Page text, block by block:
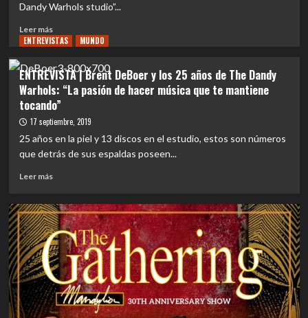
Dandy Warhols studio”...
Leer másLeer
más
ENTREVISTA
|
Bob
Harrow
de
Union
acerca
“Yo
creo
que
es
el
mejor
disco
que
hemos
ENTREVISTAS MUNDO
ENTREVISTA | Brent DeBoer y los 25 años de The Dandy
Warhols: “La pasión de hacer música que te mantiene
tocando”
17 septiembre, 2019
25 años en la piel y 13 discos en el estudio, estos son números
que detrás de sus espaldas poseen...
Leer másLeer
ENTREVISTA
|
Brent
DeBoer
y
los
25
años